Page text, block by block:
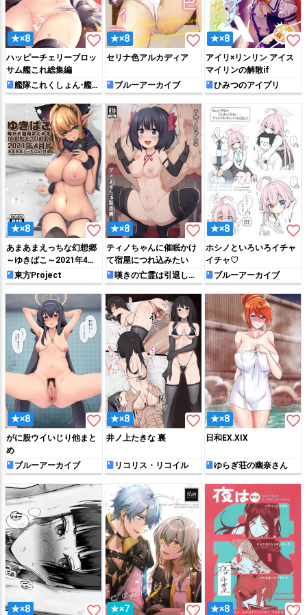
★×8 favorite_border
ハッピーチェリーブロッ
サム艦これ総集編
艦隊これくしょん-艦こ
れ-
★×8 favorite_border
セリナ色アルカディア
ブルーアーカイブ
★×8 favorite_border
アイリ×リンリン アイス
マイリンの解散if
ひみつのアイプリ
★×8 favorite_border
あまあまえっちな幻想郷
～ゆきばこ～2021年4月
号～東方Project
★×8 favorite_border
ティノちゃんに催眠かけ
て宿屋につれ込みたい
嘆きの亡霊は引退した
い
★×8 favorite_border
ホシノといろいろイチャ
イチャ♡
ブルーアーカイブ
★×8 favorite_border
がに股ウイいじり他まと
め
ブルーアーカイブ
★×8 favorite_border
井ノ上たきな 裏
リコリス・リコイル
★×8 favorite_border
日和EX.XIX
ゆらぎ荘の幽奈さん
★×8 favorite_border ★×7 favorite_border ★×8 favorite_border